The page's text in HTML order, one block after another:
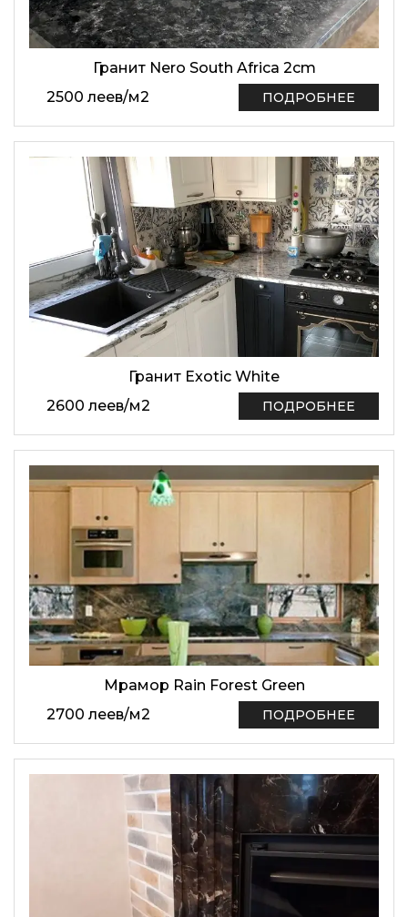
Гранит Nero South Africa 2cm
2500 леев/м2 ПОДРОБНЕЕ
Гранит Exotic White
2600 леев/м2 ПОДРОБНЕЕ
Мрамор Rain Forest Green
2700 леев/м2 ПОДРОБНЕЕ